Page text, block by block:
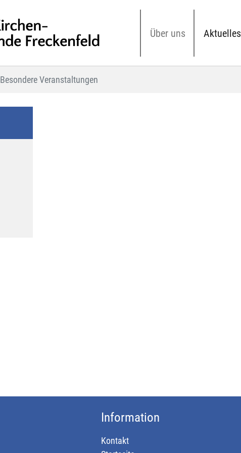
Über uns Aktuelles
Besondere Veranstaltungen
Information
Kontakt